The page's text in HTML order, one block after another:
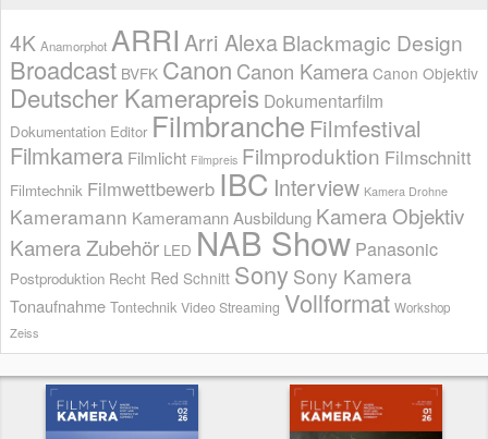
4K Anamorphot ARRI Arri AlexaBlackmagic Design
Broadcast BVFK Canon Canon Kamera Canon Objektiv
Deutscher Kamerapreis Dokumentarfilm
Dokumentation Editor Filmbranche Filmfestival
Filmkamera Filmlicht Filmpreis Filmproduktion Filmschnitt
Filmtechnik Filmwettbewerb IBC Interview Kamera Drohne
Kameramann Kameramann Ausbildung Kamera Objektiv
Kamera Zubehör LED NAB Show Panasonic
Postproduktion Recht Red Schnitt Sony Sony Kamera
Tonaufnahme Tontechnik Video Streaming Vollformat Workshop
Zeiss